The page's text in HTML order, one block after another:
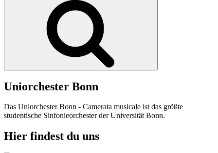
Uniorchester Bonn
Das Uniorchester Bonn - Camerata musicale ist das größte
studentische Sinfonieorchester der Universität Bonn.
Hier findest du uns